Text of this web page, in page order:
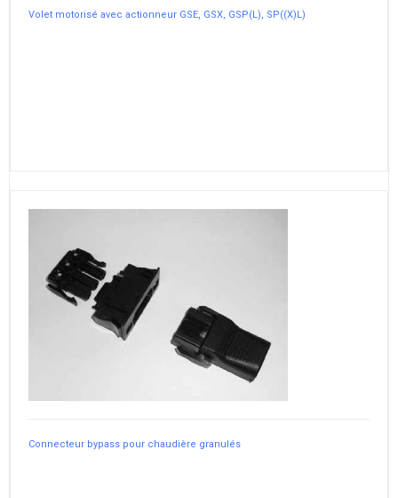
Volet motorisé avec actionneur GSE, GSX, GSP(L), SP((X)L)
Connecteur bypass pour chaudière granulés